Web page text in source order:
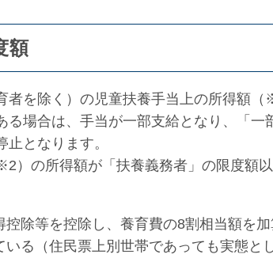
額
者を除く）の児童扶養手当上の所得額
る場合は、手当が一部支給となり、「一
となります。
）の所得額が「扶養義務者」の限度額
除等を控除し、養育費の8割相当額を
る（住民票上別世帯であっても実態と